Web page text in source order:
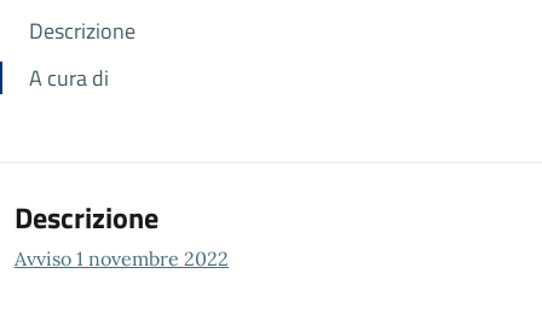
Descrizione
A cura di
Descrizione
Avviso 1 novembre 2022